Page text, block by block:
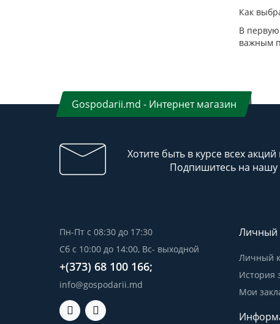
Как
В
важным
Gospodarii.md - Интернет магазин
Хотите быть в курсе всех акций
Подпишитесь на нашу
Пн-Пт с 08:30 до 17:30
Сб с 10:00 до 14:00, Вс- выходной
+(373) 68 100 166;
info@gospodarii.md
Личный
Личный
История
Мои